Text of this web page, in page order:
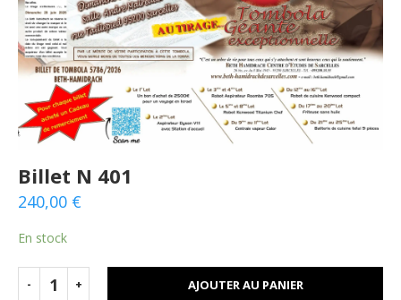
Billet N 401
240,00 €
En stock
AJOUTER AU PANIER